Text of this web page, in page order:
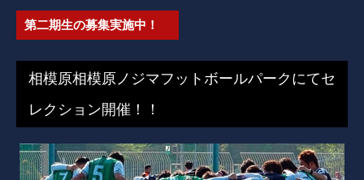
第二期生の募集実施中！
相模原相模原ノジマフットボールパークにてセ
レクション開催！！